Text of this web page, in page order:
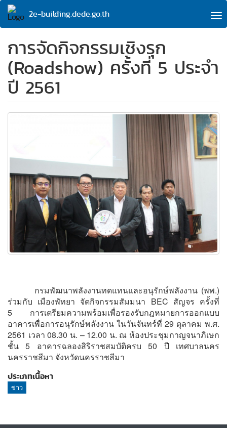
Skip
main
2e-building.dede.go.th
การจัดกิจกรรมเชิงรุก
(Roadshow) ครั้งที่ 5 ประจำ
ปี 2561
กรมพัฒนาพลังงานทดแทนและอนุรักษ์พลังงาน (พพ.)
ร่วมกับ เมืองพัทยา จัดกิจกรรมสัมมนา BEC สัญจร ครั้งที่
5 การเตรียมความพร้อมเพื่อรองรับกฎหมายการออกแบบ
อาคารเพื่อการอนุรักษ์พลังงาน ในวันจันทร์ที่ 29 ตุลาคม พ.ศ.
2561 เวลา 08.30 น. – 12.00 น. ณ ห้องประชุมกาญจนาภิเษก
ชั้น 5 อาคารฉลองสิริราชสมบัติครบ 50 ปี เทศบาลนคร
นครราชสีมา จังหวัดนครราชสีมา
ประเภทเนื้อหา
ข่าว